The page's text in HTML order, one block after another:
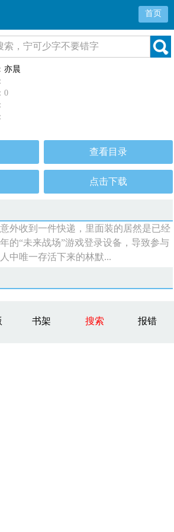
首页
亦晨
0
查看目录
点击下载
外收到一件快递，里面装的居然是已经
的“未来战场”游戏登录设备，导致参与
中唯一存活下来的林默...
书架 搜索 报错